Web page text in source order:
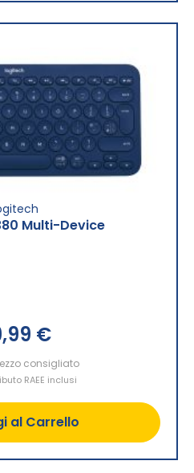
Multi-Device
€
consigliato
RAEE inclusi
al Carrello